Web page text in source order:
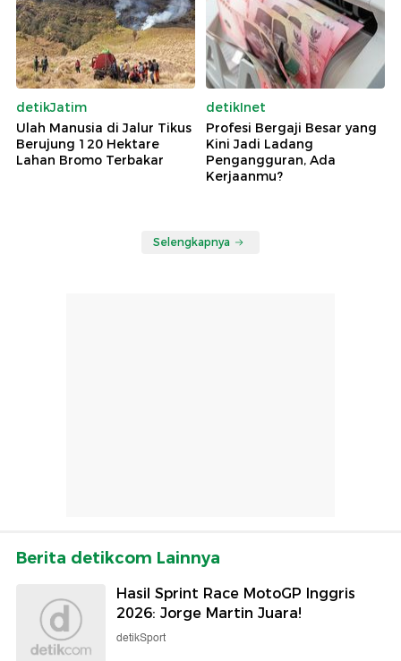
detikJatim
Ulah Manusia di Jalur Tikus
Berujung 120 Hektare
Lahan Bromo Terbakar
detikInet
Profesi Bergaji Besar yang
Kini Jadi Ladang
Pengangguran, Ada
Kerjaanmu?
Selengkapnya
Berita detikcom Lainnya
Hasil Sprint Race MotoGP Inggris
2026: Jorge Martin Juara!
detikSport